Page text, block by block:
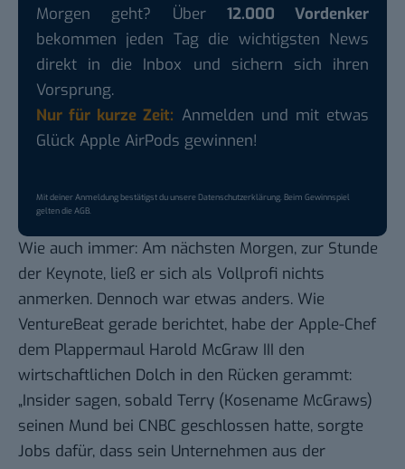
Morgen geht? Über 12.000 Vordenker
bekommen jeden Tag die wichtigsten News
direkt in die Inbox und sichern sich ihren
Vorsprung.
Nur für kurze Zeit: Anmelden und mit etwas
Glück Apple AirPods gewinnen!
Mit deiner Anmeldung bestätigst du unsereDatenschutzerklärung. Beim Gewinnspiel
gelten dieAGB.
Wie auch immer: Am nächsten Morgen, zur Stunde
der Keynote, ließ er sich als Vollprofi nichts
anmerken. Dennoch war etwas anders. Wie
VentureBeat gerade berichtet, habe der Apple-Chef
dem Plappermaul Harold McGraw III den
wirtschaftlichen Dolch in den Rücken gerammt:
„Insider sagen, sobald Terry (Kosename McGraws)
seinen Mund bei CNBC geschlossen hatte, sorgte
Jobs dafür, dass sein Unternehmen aus der